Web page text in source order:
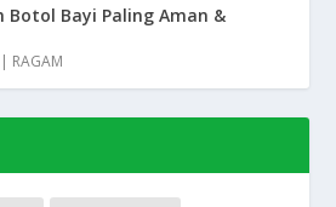
Botol Bayi Paling Aman &
| RAGAM